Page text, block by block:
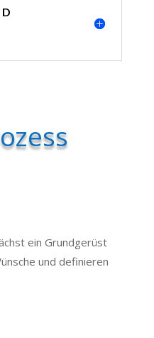
ein Grundgerüst
und definieren